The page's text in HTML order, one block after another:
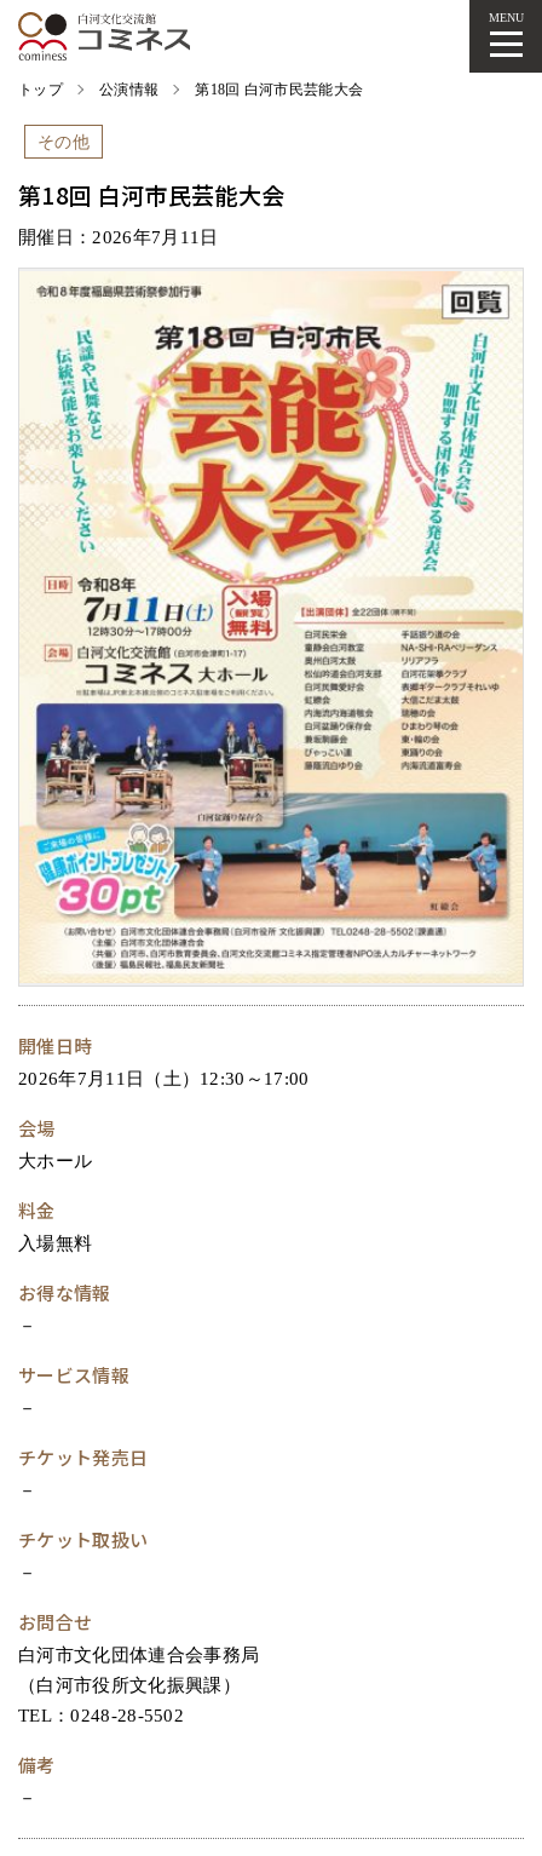
MENU
トップ 公演情報 第18回 白河市民芸能大会
第18回 白河市民芸能大会
開催日：2026年7月11日
その他
開催日時
2026年7月11日（土）12:30～17:00
会場
大ホール
料金
入場無料
お得な情報
－
サービス情報
－
チケット発売日
－
チケット取扱い
－
お問合せ
白河市文化団体連合会事務局
（白河市役所文化振興課）
TEL：0248-28-5502
備考
－